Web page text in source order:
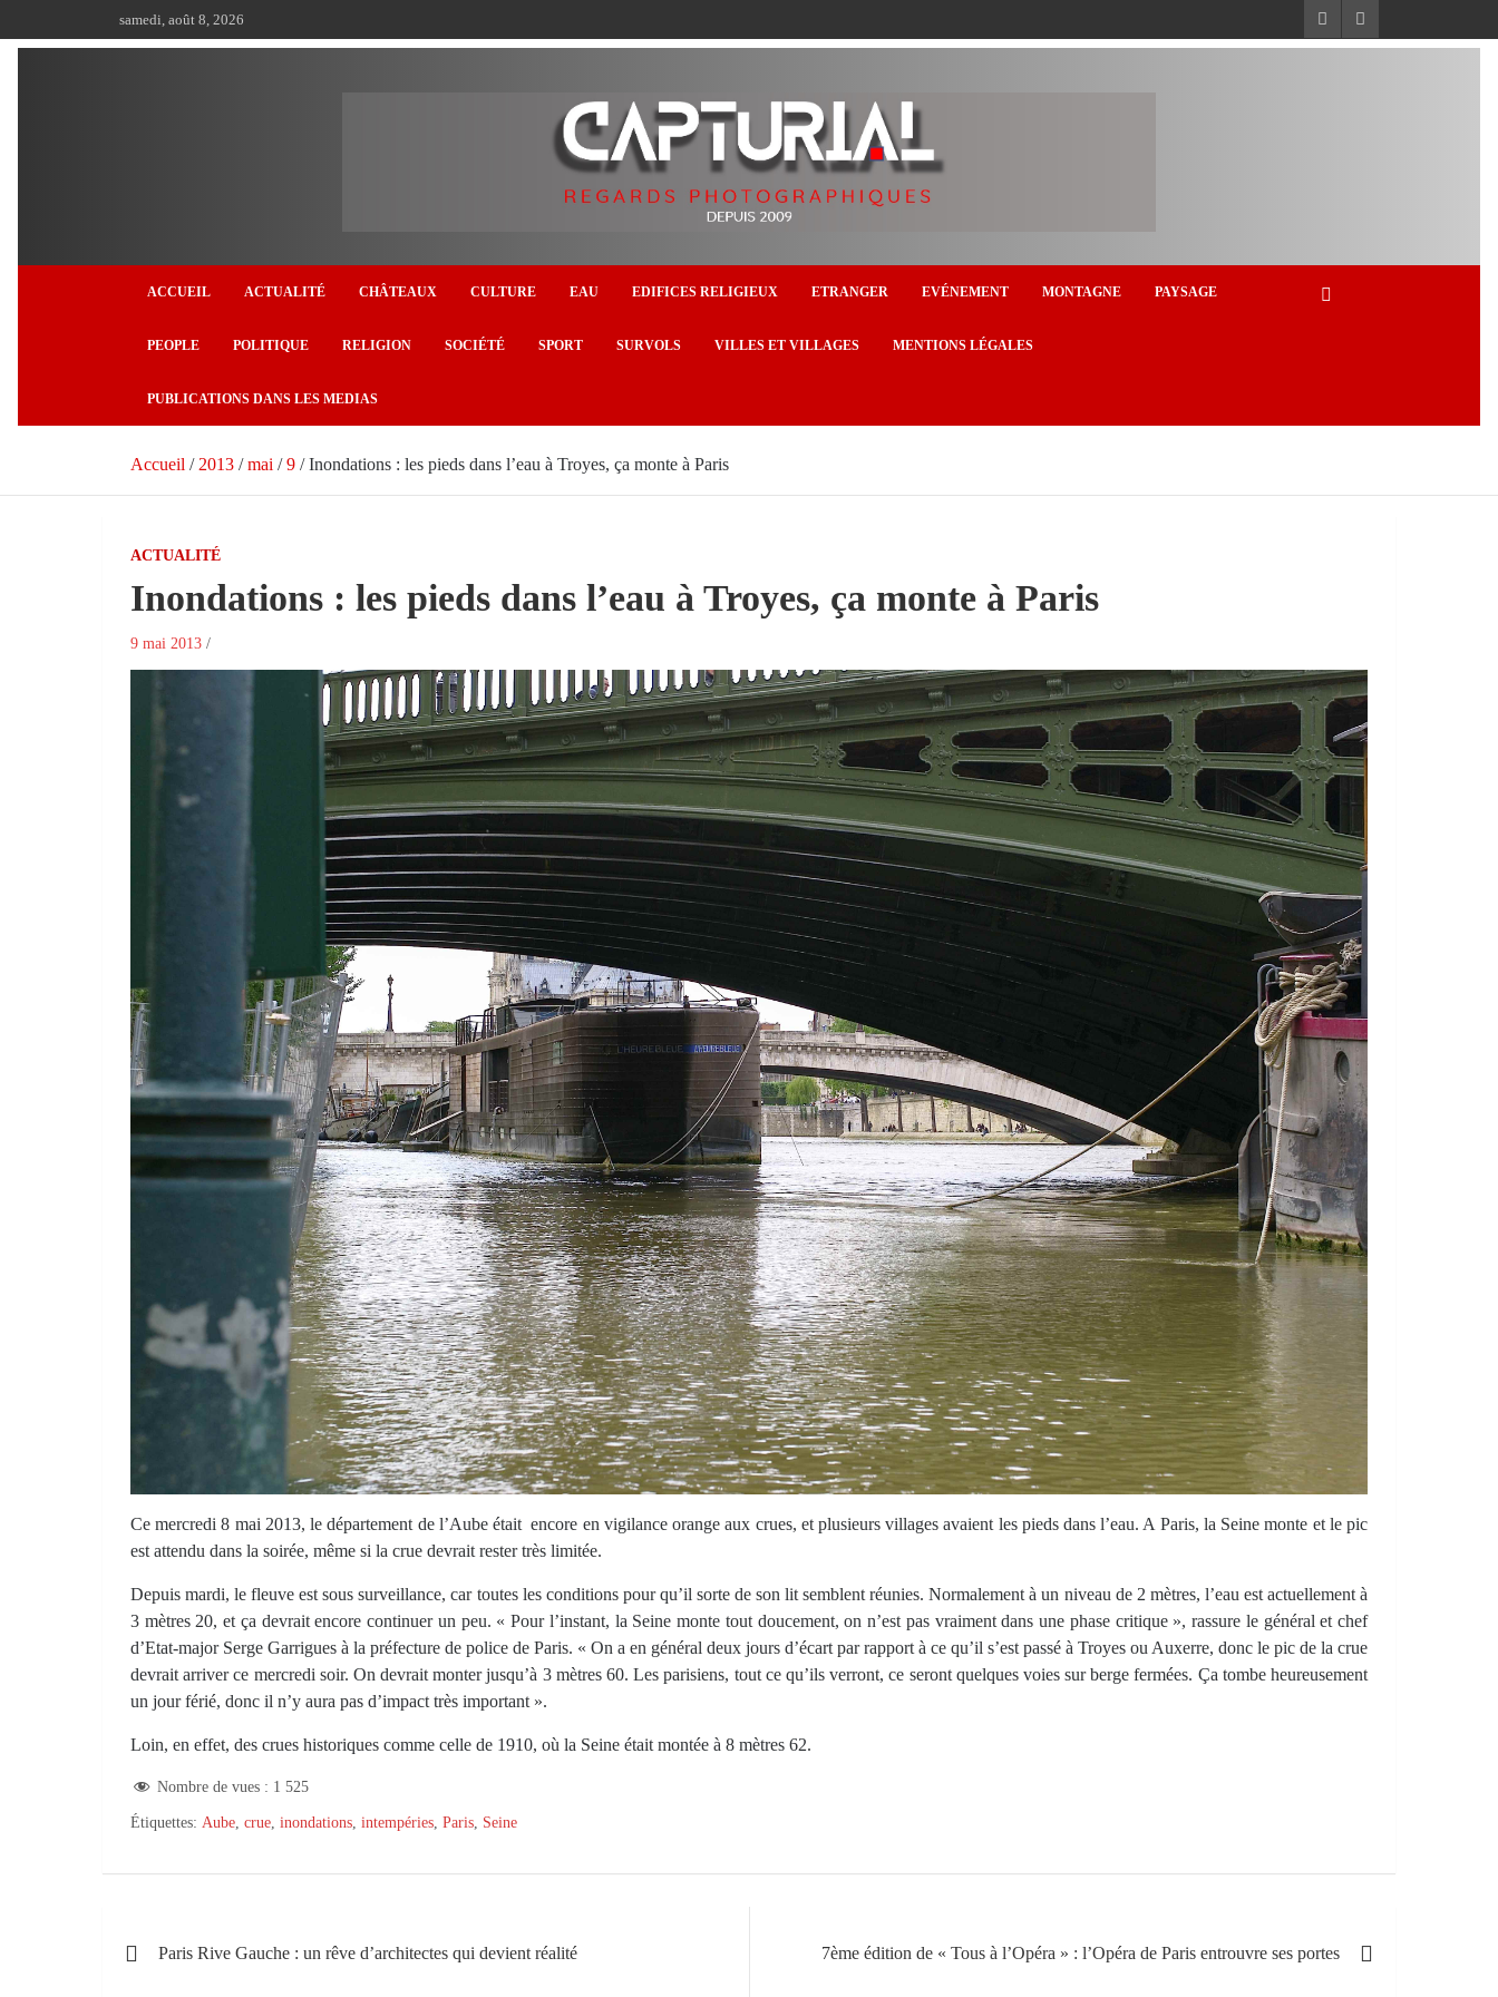
au
samedi, août 8, 2026
ACCUEIL ACTUALITÉ CHÂTEAUX CULTURE EAU EDIFICES RELIGIEUX ETRANGER EVÉNEMENT MONTAGNE PAYSAGE
PEOPLE POLITIQUE RELIGION SOCIÉTÉ SPORT SURVOLS VILLES ET VILLAGES MENTIONS LÉGALES
PUBLICATIONS DANS LES MEDIAS
Accueil 2013 mai 9 Inondations : les pieds dans l’eau à Troyes, ça monte à Paris
ACTUALITÉ
Inondations : les pieds dans l’eau à Troyes, ça monte à Paris
9 mai 2013
Ce mercredi 8 mai 2013, le département de l’Aube était encore en vigilance orange aux crues, et plusieurs villages avaient les pieds dans l’eau. A Paris, la Seine monte et le pic
est attendu dans la soirée, même si la crue devrait rester très limitée.
Depuis mardi, le fleuve est sous surveillance, car toutes les conditions pour qu’il sorte de son lit semblent réunies. Normalement à un niveau de 2 mètres, l’eau est actuellement à
3 mètres 20, et ça devrait encore continuer un peu. « Pour l’instant, la Seine monte tout doucement, on n’est pas vraiment dans une phase critique », rassure le général et chef
d’Etat-major Serge Garrigues à la préfecture de police de Paris. « On a en général deux jours d’écart par rapport à ce qu’il s’est passé à Troyes ou Auxerre, donc le pic de la crue
devrait arriver ce mercredi soir. On devrait monter jusqu’à 3 mètres 60. Les parisiens, tout ce qu’ils verront, ce seront quelques voies sur berge fermées. Ça tombe heureusement
un jour férié, donc il n’y aura pas d’impact très important ».
Loin, en effet, des crues historiques comme celle de 1910, où la Seine était montée à 8 mètres 62.
Nombre de vues : 1 525
Étiquettes: Aube crue inondations intempéries Paris Seine
de
Paris Rive Gauche : un rêve d’architectes qui devient réalité 7ème édition de « Tous à l’Opéra » : l’Opéra de Paris entrouvre ses portes